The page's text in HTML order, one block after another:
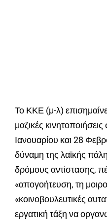
Το ΚΚΕ (μ-λ)
μαζικές
Ιανουαρίου και 28
δύναμη της λαϊκής
δρόμους αντίστασης,
«απογοήτευση, τη
«κοινοβουλευτικές
εργατική τάξη να